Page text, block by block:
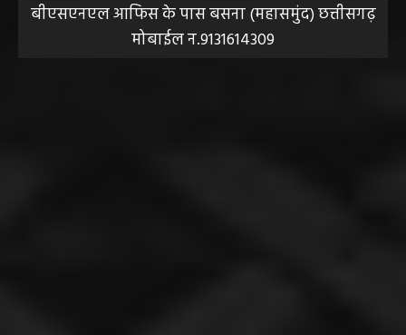
बीएसएनएल आफिस के पास बसना (महासमुंद) छत्तीसगढ़
मोबाईल न.9131614309